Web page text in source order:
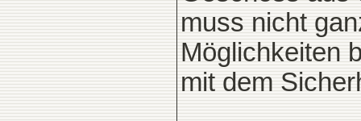
muss nicht
Möglichkeiten
mit dem